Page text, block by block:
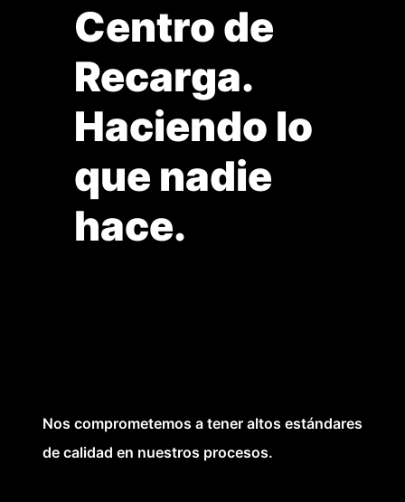
Centro de
Recarga.
Haciendo lo
que nadie
hace.
Nos comprometemos a tener altos estándares
de calidad en nuestros procesos.